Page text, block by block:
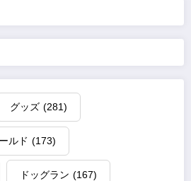
グッズ (281)
ルド (173)
ドッグラン (167)